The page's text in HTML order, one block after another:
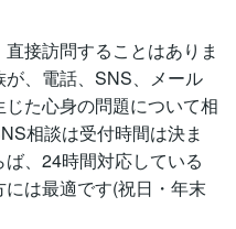
接訪問することはありま
、電話、SNS、メール
た心身の問題について相
相談は受付時間は決ま
、24時間対応している
は最適です(祝日・年末